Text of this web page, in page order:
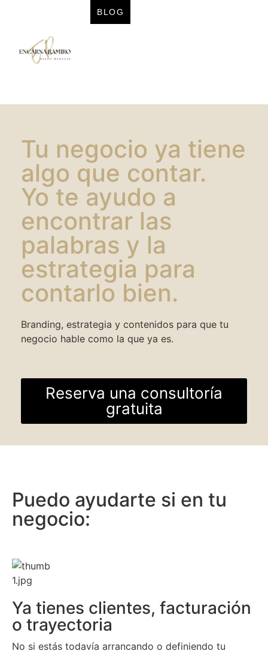
BLOG
Tu negocio ya tiene
algo que contar.
Yo te ayudo a
encontrar las
palabras y la
estrategia para
contarlo bien.
Branding, estrategia y contenidos para que tu
negocio hable como la que ya es.
Reserva una consultoría
gratuita
Puedo ayudarte si en tu
negocio:
Ya tienes clientes, facturación
o trayectoria
No si estás todavía arrancando o definiendo tu